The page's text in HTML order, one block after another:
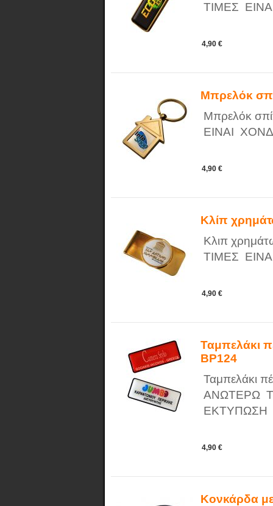
ΤΙΜΕΣ
4,90 €
Μπρελόκ
Μπρελόκ
ΕΙΝΑΙ
4,90 €
Κλίπ
Κλιπ
ΤΙΜΕΣ
4,90 €
Ταμπελάκι
BP124
Ταμπελάκι
ΑΝΩΤΕΡΩ
ΕΚΤΥΠΩΣΗ
4,90 €
Κονκάρδα